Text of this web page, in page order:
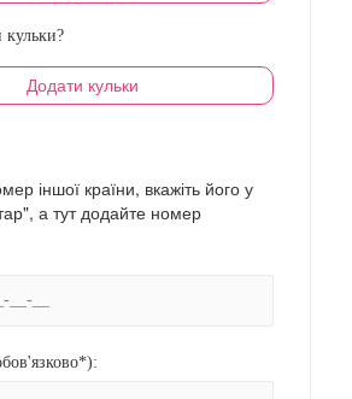
кульки?
Додати кульки
іншої країни, вкажіть його у
а тут додайте номер